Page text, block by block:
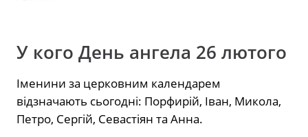
У кого День ангела 26 лютого
Іменини за церковним календарем
відзначають сьогодні: Порфирій, Іван, Микола,
Петро, Сергій, Севастіян та Анна.